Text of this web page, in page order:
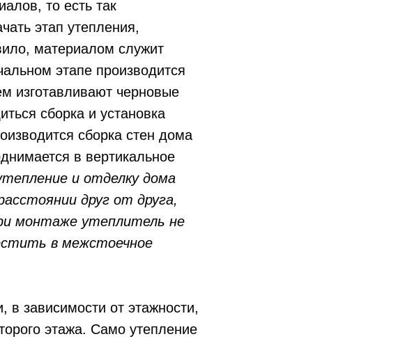
то есть так
этап утепления,
материалом служит
этапе производится
изготавливают черновые
сборка и установка
сборка стен дома
в вертикальное
и отделку дома
друг от друга,
монтаже утеплитель не
в межстоечное
в зависимости от этажности,
этажа. Само утепление